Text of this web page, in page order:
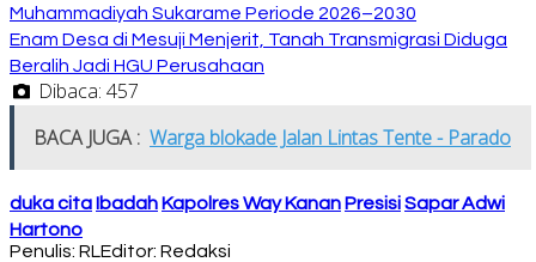
Muhammadiyah Sukarame Periode 2026–2030
Enam Desa di Mesuji Menjerit, Tanah Transmigrasi Diduga
Beralih Jadi HGU Perusahaan
Dibaca: 457
BACA JUGA : Warga blokade Jalan Lintas Tente - Parado
duka citaIbadahKapolres Way KananPresisiSapar Adwi
Hartono
Penulis: RLEditor: Redaksi